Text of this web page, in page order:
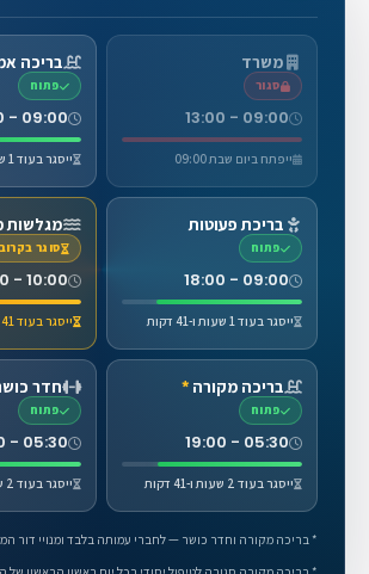
משרד
סגור
09:00 - 13:00
ייפתח ביום שבת 09:00
בריכה
פתוח
09:00 - 18:00
ייסגר בעוד 1 שעות ו-41 דקות
בריכת פעוטות
פתוח
09:00 - 18:00
ייסגר בעוד 1 שעות ו-41 דקות
מגלשות
סוגר בקרוב
10:00 - 17:00
ייסגר בעוד 41 דקות
בריכה מקורה *
פתוח
05:30 - 19:00
ייסגר בעוד 2 שעות ו-41 דקות
חדר
פתוח
05:30 - 19:00
ייסגר בעוד 2 שעות ו-41 דקות
* בריכה מקורה וחדר כושר — לחברי עמותה בלבד ומנויי דור